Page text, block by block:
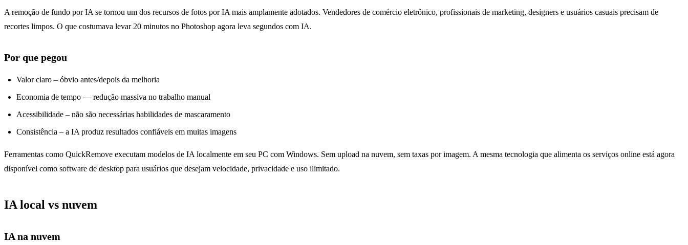
A remoção de fundo por IA se tornou um dos recursos de fotos por IA mais amplamente adotados. Vendedores de comércio eletrônico, profissionais de marketing, designers e usuários casuais precisam de
recortes limpos. O que costumava levar 20 minutos no Photoshop agora leva segundos com IA.
Por que pegou
Valor claro – óbvio antes/depois da melhoria
Economia de tempo — redução massiva no trabalho manual
Acessibilidade – não são necessárias habilidades de mascaramento
Consistência – a IA produz resultados confiáveis ​​em muitas imagens
Ferramentas como QuickRemove executam modelos de IA localmente em seu PC com Windows. Sem upload na nuvem, sem taxas por imagem. A mesma tecnologia que alimenta os serviços online está agora
disponível como software de desktop para usuários que desejam velocidade, privacidade e uso ilimitado.
IA local vs nuvem
IA na nuvem